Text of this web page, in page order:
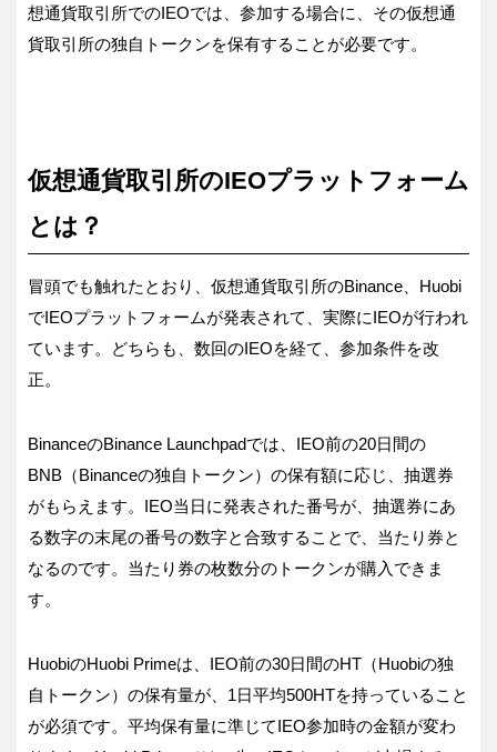
想通貨取引所でのIEOでは、参加する場合に、その仮想通
貨取引所の独自トークンを保有することが必要です。
仮想通貨取引所のIEOプラットフォーム
とは？
冒頭でも触れたとおり、仮想通貨取引所のBinance、Huobi
でIEOプラットフォームが発表されて、実際にIEOが行われ
ています。どちらも、数回のIEOを経て、参加条件を改
正。
BinanceのBinance Launchpadでは、IEO前の20日間の
BNB（Binanceの独自トークン）の保有額に応じ、抽選券
がもらえます。IEO当日に発表された番号が、抽選券にあ
る数字の末尾の番号の数字と合致することで、当たり券と
なるのです。当たり券の枚数分のトークンが購入できま
す。
HuobiのHuobi Primeは、IEO前の30日間のHT（Huobiの独
自トークン）の保有量が、1日平均500HTを持っていること
が必須です。平均保有量に準じてIEO参加時の金額が変わ